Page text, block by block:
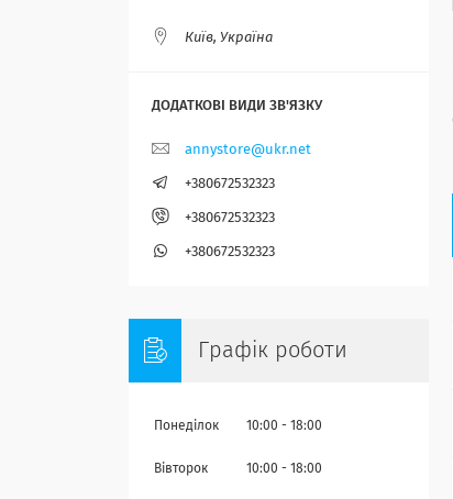
Київ, Україна
annystore@ukr.net
+380672532323
+380672532323
+380672532323
Графік роботи
Понеділок 10:00 18:00
Вівторок 10:00 18:00